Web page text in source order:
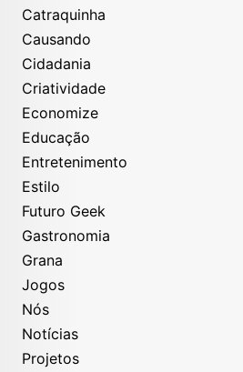
Catraquinha
Causando
Cidadania
Criatividade
Economize
Educação
Entretenimento
Estilo
Futuro Geek
Gastronomia
Grana
Jogos
Nós
Notícias
Projetos